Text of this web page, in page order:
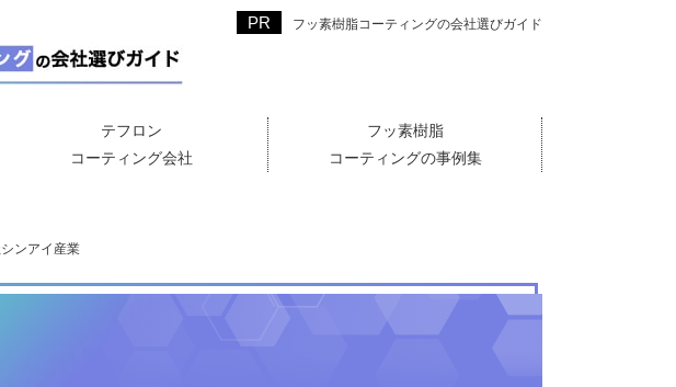
フッ素樹脂コーティングの会社選びガイド
テフロン
コーティング会社
フッ素樹脂
コーティングの事例集
ンアイ産業